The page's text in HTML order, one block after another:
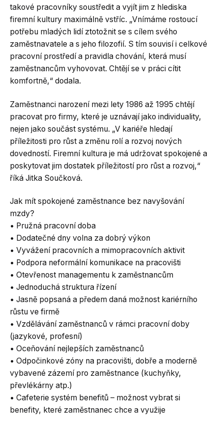
takové pracovníky soustředit a vyjít jim z hlediska
firemní kultury maximálně vstříc. „Vnímáme rostoucí
potřebu mladých lidí ztotožnit se s cílem svého
zaměstnavatele a s jeho filozofií. S tím souvisí i celkové
pracovní prostředí a pravidla chování, která musí
zaměstnancům vyhovovat. Chtějí se v práci cítit
komfortně,“ dodala.
Zaměstnanci narození mezi lety 1986 až 1995 chtějí
pracovat pro firmy, které je uznávají jako individuality,
nejen jako součást systému. „V kariéře hledají
příležitosti pro růst a změnu rolí a rozvoj nových
dovedností. Firemní kultura je má udržovat spokojené a
poskytovat jim dostatek příležitostí pro růst a rozvoj,“
říká Jitka Součková.
Jak mít spokojené zaměstnance bez navyšování
mzdy?
• Pružná pracovní doba
• Dodatečné dny volna za dobrý výkon
• Vyvážení pracovních a mimopracovních aktivit
• Podpora neformální komunikace na pracovišti
• Otevřenost managementu k zaměstnancům
• Jednoduchá struktura řízení
• Jasně popsaná a předem daná možnost kariérního
růstu ve firmě
• Vzdělávání zaměstnanců v rámci pracovní doby
(jazykové, profesní)
• Oceňování nejlepších zaměstnanců
• Odpočinkové zóny na pracovišti, dobře a moderně
vybavené zázemí pro zaměstnance (kuchyňky,
převlékárny atp.)
• Cafeterie systém benefitů – možnost vybrat si
benefity, které zaměstnanec chce a využije